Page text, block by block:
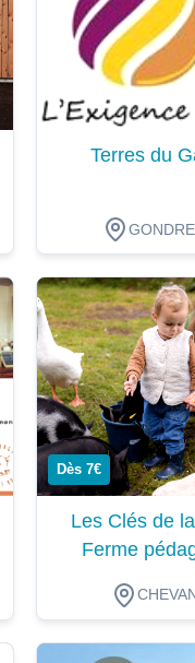
Terres du
Dégustation
Dès 7€
Les Clés de
Ferme